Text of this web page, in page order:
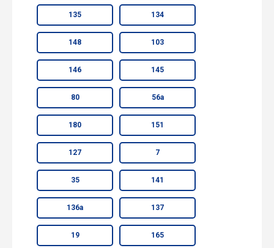
135 134
148 103
146 145
80 56а
180 151
127 7
35 141
136а 137
19 165